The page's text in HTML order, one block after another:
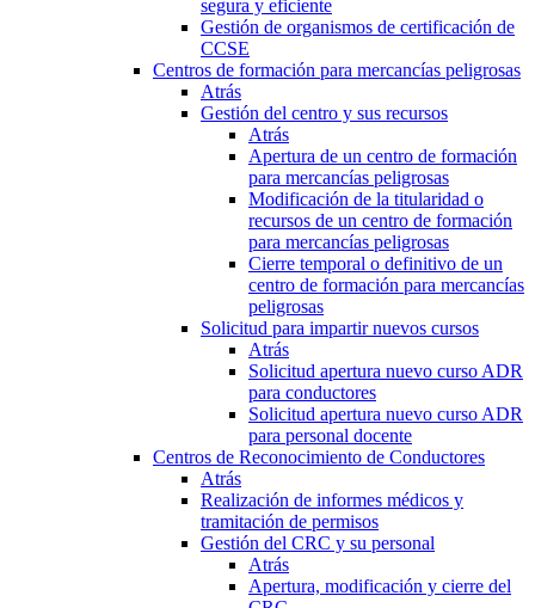
segura y eficiente
Gestión de organismos de certificación de
CCSE
Centros de formación para mercancías peligrosas
Atrás
Gestión del centro y sus recursos
Atrás
Apertura de un centro de formación
para mercancías peligrosas
Modificación de la titularidad o
recursos de un centro de formación
para mercancías peligrosas
Cierre temporal o definitivo de un
centro de formación para mercancías
peligrosas
Solicitud para impartir nuevos cursos
Atrás
Solicitud apertura nuevo curso ADR
para conductores
Solicitud apertura nuevo curso ADR
para personal docente
Centros de Reconocimiento de Conductores
Atrás
Realización de informes médicos y
tramitación de permisos
Gestión del CRC y su personal
Atrás
Apertura, modificación y cierre del